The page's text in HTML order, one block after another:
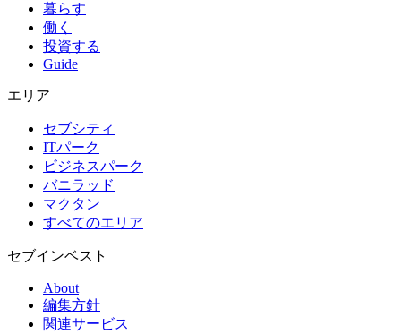
暮らす
働く
投資する
Guide
エリア
セブシティ
ITパーク
ビジネスパーク
バニラッド
マクタン
すべてのエリア
セブインベスト
About
編集方針
関連サービス